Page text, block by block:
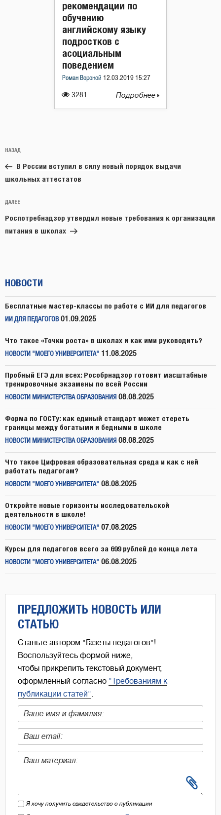
3281
рекомендации по
обучению
английскому языку
подростков с
асоциальным
поведением
Роман Вороной 12.03.2019 15:27
Подробнее
по
записям
Предыдущая
запись:
НАЗАД
В России вступил в силу новый порядок выдачи
школьных аттестатов
Следующая
запись
ДАЛЕЕ
Роспотребнадзор утвердил новые требования к организации
питания в школах
НОВОСТИ
Бесплатные мастер-классы по работе с ИИ для педагогов
ИИ ДЛЯ ПЕДАГОГОВ 01.09.2025
Что такое «Точки роста» в школах и как ими руководить?
НОВОСТИ "МОЕГО УНИВЕРСИТЕТА" 11.08.2025
Пробный ЕГЭ для всех: Рособрнадзор готовит масштабные
тренировочные экзамены по всей России
НОВОСТИ МИНИСТЕРСТВА ОБРАЗОВАНИЯ 08.08.2025
Форма по ГОСТу: как единый стандарт может стереть
границы между богатыми и бедными в школе
НОВОСТИ МИНИСТЕРСТВА ОБРАЗОВАНИЯ 08.08.2025
Что такое Цифровая образовательная среда и как с ней
работать педагогам?
НОВОСТИ "МОЕГО УНИВЕРСИТЕТА" 08.08.2025
Откройте новые горизонты исследовательской
деятельности в школе!
НОВОСТИ "МОЕГО УНИВЕРСИТЕТА" 07.08.2025
Курсы для педагогов всего за 699 рублей до конца лета
НОВОСТИ "МОЕГО УНИВЕРСИТЕТА" 06.08.2025
ПРЕДЛОЖИТЬ НОВОСТЬ ИЛИ
СТАТЬЮ
Станьте автором "Газеты педагогов"!
Воспользуйтесь формой ниже,
чтобы прикрепить текстовый документ,
оформленный согласно "Требованиям к
публикации статей".
Я хочу получить свидетельство о публикации